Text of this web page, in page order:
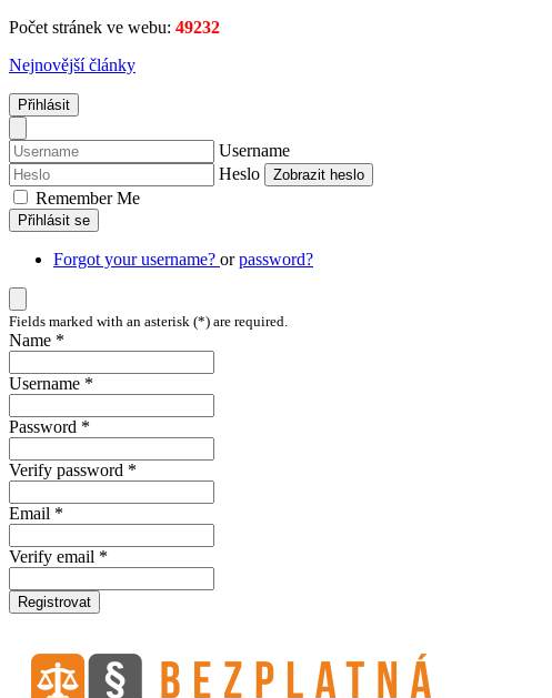
Počet stránek ve webu: 49232
Nejnovější články
Přihlásit
Username
Heslo
Zobrazit heslo
Remember Me
Přihlásit se
Forgot your username? orpassword?
Fields marked with an asterisk (*) are required.
Name *
Username *
Password *
Verify password *
Email *
Verify email *
Registrovat